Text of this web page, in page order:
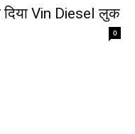
दिया Vin Diesel लुक
0